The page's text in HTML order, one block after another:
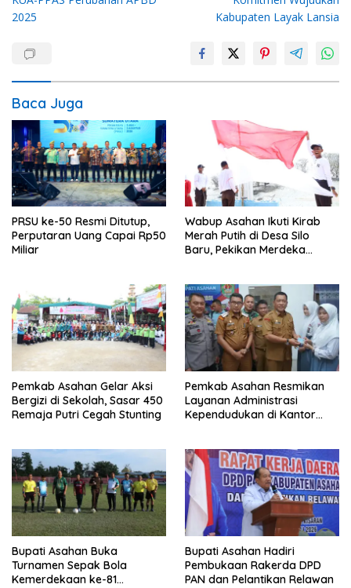
2025
Kabupaten Layak Lansia
Baca Juga
PRSU ke-50 Resmi Ditutup,
Perputaran Uang Capai Rp50
Miliar
Wabup Asahan Ikuti Kirab
Merah Putih di Desa Silo
Baru, Pekikan Merdeka
Pemkab Asahan Gelar Aksi
Bergizi di Sekolah, Sasar 450
Remaja Putri Cegah Stunting
Pemkab Asahan Resmikan
Layanan Administrasi
Kependudukan di Kantor
Bupati Asahan Buka
Turnamen Sepak Bola
Kemerdekaan ke-81
Bupati Asahan Hadiri
Pembukaan Rakerda DPD
PAN dan Pelantikan Relawan